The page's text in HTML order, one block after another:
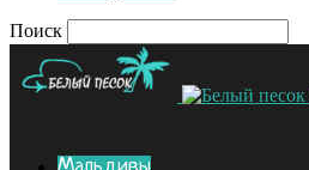
Поиск